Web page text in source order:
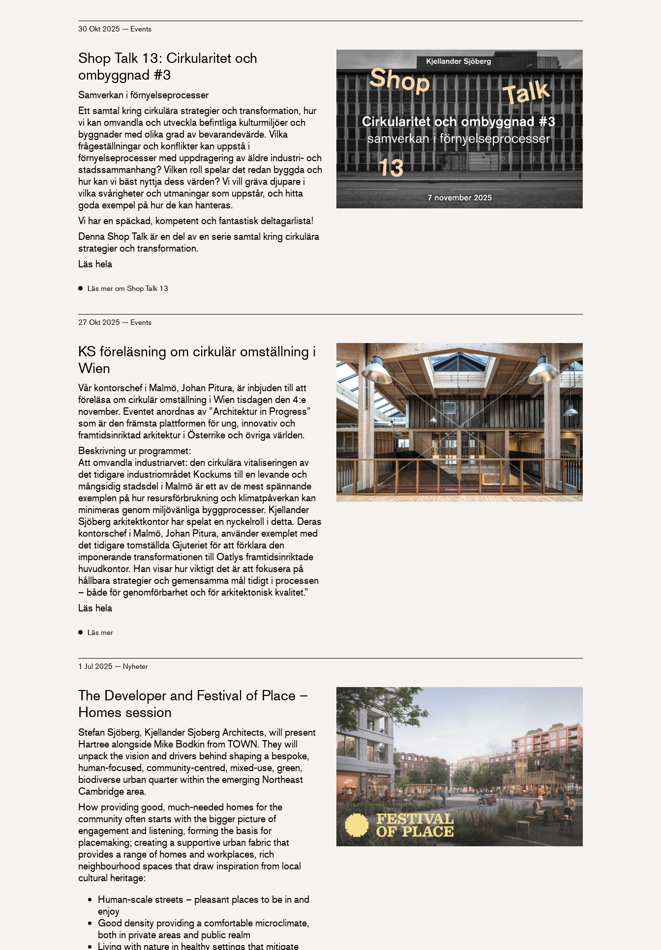
30 Okt 2025— Events
Shop Talk 13: Cirkularitet och
ombyggnad #3
Samverkan i förnyelseprocesser
Ett samtal kring cirkulära strategier och transformation, hur
vi kan omvandla och utveckla befintliga kulturmiljöer och
byggnader med olika grad av bevarandevärde. Vilka
frågeställningar och konflikter kan uppstå i
förnyelseprocesser med uppdragering av äldre industri- och
stadssammanhang? Vilken roll spelar det redan byggda och
hur kan vi bäst nyttja dess värden? Vi vill gräva djupare i
vilka svårigheter och utmaningar som uppstår, och hitta
goda exempel på hur de kan hanteras.
Vi har en späckad, kompetent och fantastisk deltagarlista!
Denna Shop Talk är en del av en serie samtal kring cirkulära
strategier och transformation.
Läs hela
Läs mer om Shop Talk 13
27 Okt 2025— Events
KS föreläsning om cirkulär omställning i
Wien
Vår kontorschef i Malmö, Johan Pitura, är inbjuden till att
föreläsa om cirkulär omställning i Wien tisdagen den 4:e
november. Eventet anordnas av ”Architektur in Progress”
som är den främsta plattformen för ung, innovativ och
framtidsinriktad arkitektur i Österrike och övriga världen.
Beskrivning ur programmet:
Att omvandla industriarvet: den cirkulära vitaliseringen av
det tidigare industriområdet Kockums till en levande och
mångsidig stadsdel i Malmö är ett av de mest spännande
exemplen på hur resursförbrukning och klimatpåverkan kan
minimeras genom miljövänliga byggprocesser. Kjellander
Sjöberg arkitektkontor har spelat en nyckelroll i detta. Deras
kontorschef i Malmö, Johan Pitura, använder exemplet med
det tidigare tomställda Gjuteriet för att förklara den
imponerande transformationen till Oatlys framtidsinriktade
huvudkontor. Han visar hur viktigt det är att fokusera på
hållbara strategier och gemensamma mål tidigt i processen
– både för genomförbarhet och för arkitektonisk kvalitet.”
Läs hela
Läs mer
1 Jul 2025— Nyheter
The Developer and Festival of Place –
Homes session
Stefan Sjöberg, Kjellander Sjoberg Architects, will present
Hartree alongside Mike Bodkin from TOWN. They will
unpack the vision and drivers behind shaping a bespoke,
human-focused, community-centred, mixed-use, green,
biodiverse urban quarter within the emerging Northeast
Cambridge area.
How providing good, much-needed homes for the
community often starts with the bigger picture of
engagement and listening, forming the basis for
placemaking; creating a supportive urban fabric that
provides a range of homes and workplaces, rich
neighbourhood spaces that draw inspiration from local
cultural heritage:
Human-scale streets – pleasant places to be in and
enjoy
Good density providing a comfortable microclimate,
both in private areas and public realm
Living with nature in healthy settings that mitigate